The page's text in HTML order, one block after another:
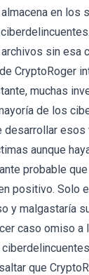
en los
sin esa
CryptoRoger
muchas
de los
desarrollar esos
aunque
probable
positivo. Solo
y malgastaría
caso omiso a
que